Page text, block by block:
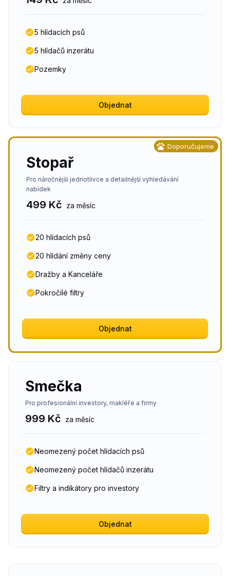
5 hlídacích psů
5 hlídačů inzerátu
Pozemky
Objednat
Stopař
Pro náročnější jednotlivce a detailnější vyhledávání
nabídek
Doporučujeme
499 Kč za měsíc
20 hlídacích psů
20 hlídání změny ceny
Dražby a Kanceláře
Pokročilé filtry
Objednat
Smečka
Pro profesionální investory, makléře a firmy
999 Kč za měsíc
Neomezený počet hlídacích psů
Neomezený počet hlídačů inzerátu
Filtry a indikátory pro investory
Objednat